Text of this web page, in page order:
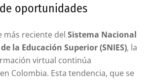
oportunidades
más reciente del Sistema Nacional
la Educación Superior (SNIES), la
virtual continúa
Colombia. Esta tendencia, que se